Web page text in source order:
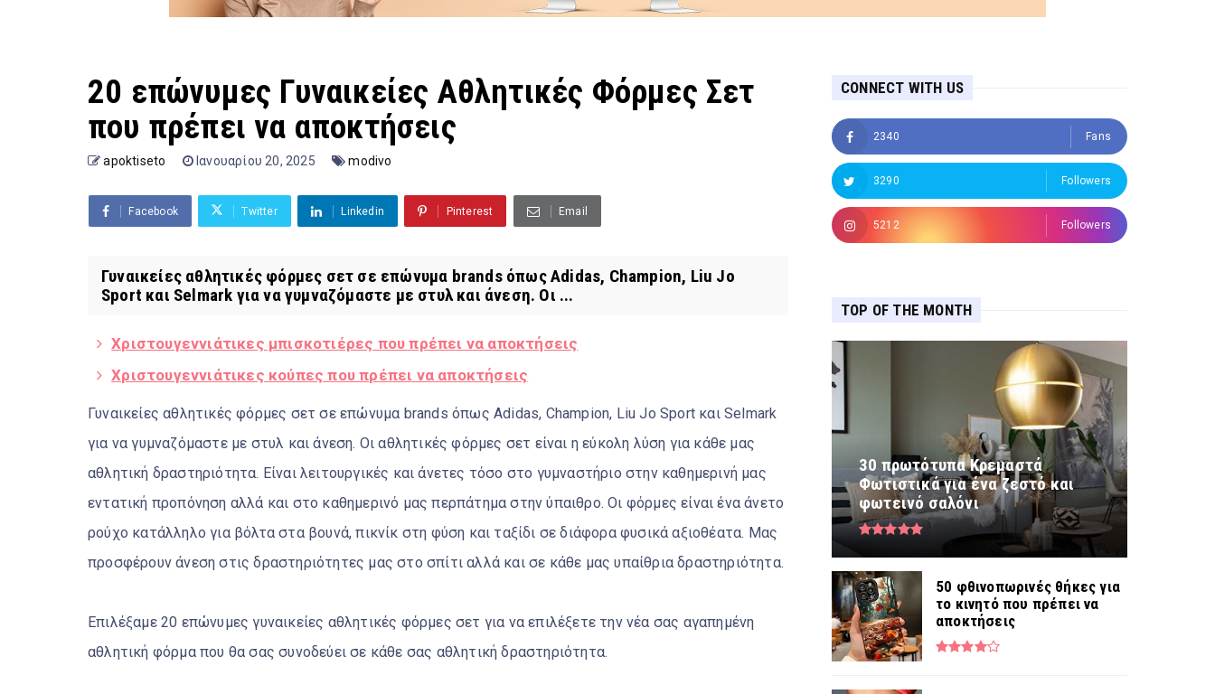
20 επώνυμες Γυναικείες Αθλητικές Φόρμες Σετ
που πρέπει να αποκτήσεις
apoktiseto Ιανουαρίου 20, 2025 modivo
Facebook Twitter Linkedin Pinterest Email
Γυναικείες αθλητικές φόρμες σετ σε επώνυμα brands όπως Adidas, Champion, Liu Jo
Sport και Selmark για να γυμναζόμαστε με στυλ και άνεση. Οι ...
Χριστουγεννιάτικες μπισκοτιέρες που πρέπει να αποκτήσεις
Χριστουγεννιάτικες κούπες που πρέπει να αποκτήσεις
Γυναικείες αθλητικές φόρμες σετ σε επώνυμα brands όπως Adidas, Champion, Liu Jo Sport και Selmark
για να γυμναζόμαστε με στυλ και άνεση. Οι αθλητικές φόρμες σετ είναι η εύκολη λύση για κάθε μας
αθλητική δραστηριότητα. Είναι λειτουργικές και άνετες τόσο στο γυμναστήριο στην καθημερινή μας
εντατική προπόνηση αλλά και στο καθημερινό μας περπάτημα στην ύπαιθρο. Οι φόρμες είναι ένα άνετο
ρούχο κατάλληλο για βόλτα στα βουνά, πικνίκ στη φύση και ταξίδι σε διάφορα φυσικά αξιοθέατα. Μας
προσφέρουν άνεση στις δραστηριότητες μας στο σπίτι αλλά και σε κάθε μας υπαίθρια δραστηριότητα.
Επιλέξαμε 20 επώνυμες γυναικείες αθλητικές φόρμες σετ για να επιλέξετε την νέα σας αγαπημένη
αθλητική φόρμα που θα σας συνοδεύει σε κάθε σας αθλητική δραστηριότητα.
CONNECT WITH US
2340 Fans
3290 Followers
5212 Followers
TOP OF THE MONTH
30 πρωτότυπα Κρεμαστά
Φωτιστικά για ένα ζεστό και
φωτεινό σαλόνι
50 φθινοπωρινές θήκες για
το κινητό που πρέπει να
αποκτήσεις